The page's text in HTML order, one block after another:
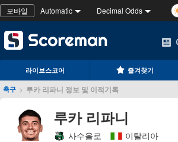
모바일 Automatic Decimal Odds
라이브스코어 즐겨찾기
축구 > 루카 리파니 정보 및 이적기록
루카 리파니
사수올로 이탈리아